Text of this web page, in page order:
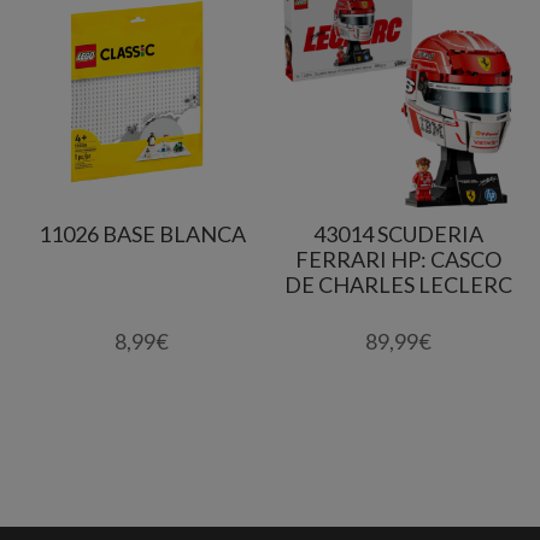
11026 BASE BLANCA
8,99€
43014 SCUDERIA
FERRARI HP: CASCO
DE CHARLES LECLERC
89,99€